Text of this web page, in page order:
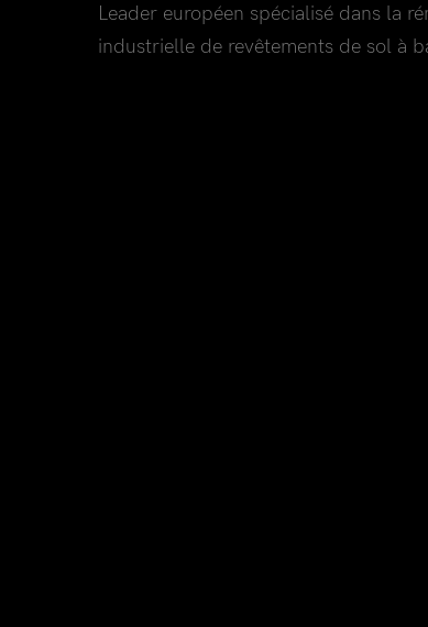
Leader européen spécialisé dans la
industrielle de revêtements de sol à